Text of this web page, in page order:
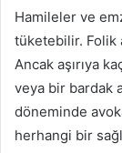
Hamileler ve
tüketebilir. Folik
Ancak aşırıya
veya bir bardak
döneminde
herhangi bir